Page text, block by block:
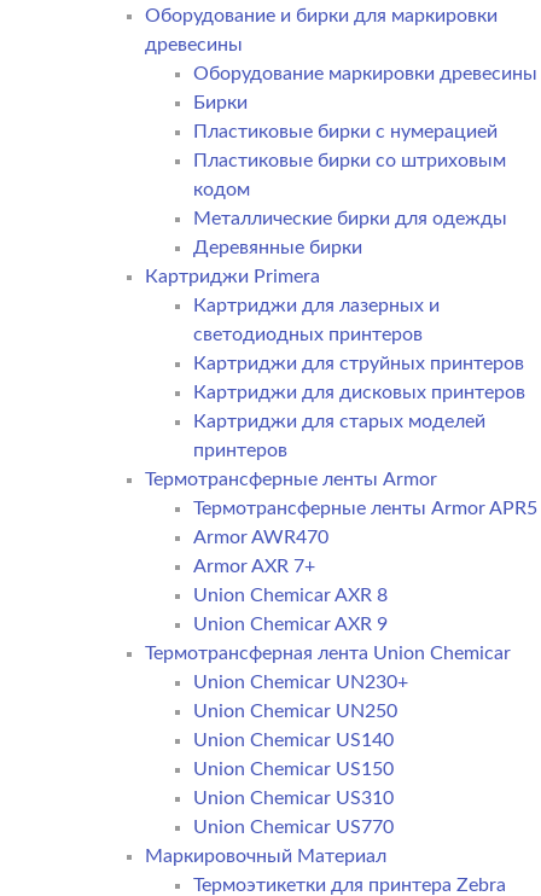
Оборудование и бирки для маркировки
древесины
Оборудование маркировки древесины
Бирки
Пластиковые бирки с нумерацией
Пластиковые бирки со штриховым
кодом
Металлические бирки для одежды
Деревянные бирки
Картриджи Primera
Картриджи для лазерных и
светодиодных принтеров
Картриджи для струйных принтеров
Картриджи для дисковых принтеров
Картриджи для старых моделей
принтеров
Термотрансферные ленты Armor
Термотрансферные ленты Armor APR5
Armor AWR470
Armor AXR 7+
Union Chemicar AXR 8
Union Chemicar AXR 9
Термотрансферная лента Union Chemicar
Union Chemicar UN230+
Union Chemicar UN250
Union Chemicar US140
Union Chemicar US150
Union Chemicar US310
Union Chemicar US770
Маркировочный Материал
Термоэтикетки для принтера Zebra